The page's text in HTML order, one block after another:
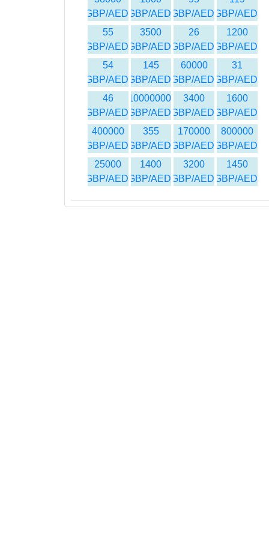
GBP/AED
GBP/AED
GBP/AED
GBP/AED
1200
GBP/AED
26
GBP/AED
3500
GBP/AED
55
GBP/AED
31
GBP/AED
60000
GBP/AED
145
GBP/AED
54
GBP/AED
1600
GBP/AED
3400
GBP/AED
10000000
GBP/AED
46
GBP/AED
800000
GBP/AED
170000
GBP/AED
355
GBP/AED
400000
GBP/AED
1450
GBP/AED
3200
GBP/AED
1400
GBP/AED
25000
GBP/AED